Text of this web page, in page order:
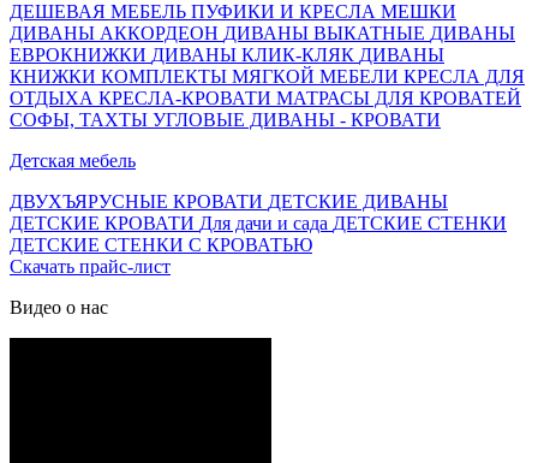
ДЕШЕВАЯ МЕБЕЛЬ ПУФИКИ И КРЕСЛА МЕШКИ
ДИВАНЫ АККОРДЕОН ДИВАНЫ ВЫКАТНЫЕ ДИВАНЫ
ЕВРОКНИЖКИ ДИВАНЫ КЛИК-КЛЯК ДИВАНЫ
КНИЖКИ КОМПЛЕКТЫ МЯГКОЙ МЕБЕЛИ КРЕСЛА ДЛЯ
ОТДЫХА КРЕСЛА-КРОВАТИ МАТРАСЫ ДЛЯ КРОВАТЕЙ
СОФЫ, ТАХТЫ УГЛОВЫЕ ДИВАНЫ - КРОВАТИ
Детская мебель
ДВУХЪЯРУСНЫЕ КРОВАТИ ДЕТСКИЕ ДИВАНЫ
ДЕТСКИЕ КРОВАТИ Для дачи и сада ДЕТСКИЕ СТЕНКИ
ДЕТСКИЕ СТЕНКИ С КРОВАТЬЮ
Скачать прайс-лист
Видео о нас